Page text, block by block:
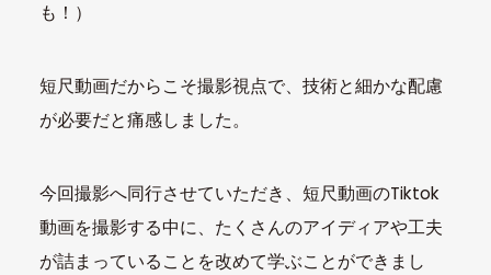
も！）
短尺動画だからこそ撮影視点で、技術と細かな配慮
が必要だと痛感しました。
今回撮影へ同行させていただき、短尺動画のTiktok
動画を撮影する中に、たくさんのアイディアや工夫
が詰まっていることを改めて学ぶことができまし